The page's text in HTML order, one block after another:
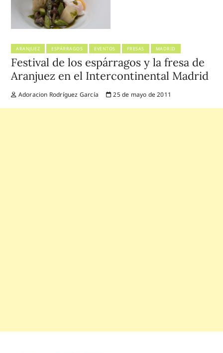
ARANJUEZ ESPÁRRAGOS EVENTOS FRESAS MADRID
Festival de los espárragos y la fresa de
Aranjuez en el Intercontinental Madrid
Adoracion Rodríguez García 25 de mayo de 2011